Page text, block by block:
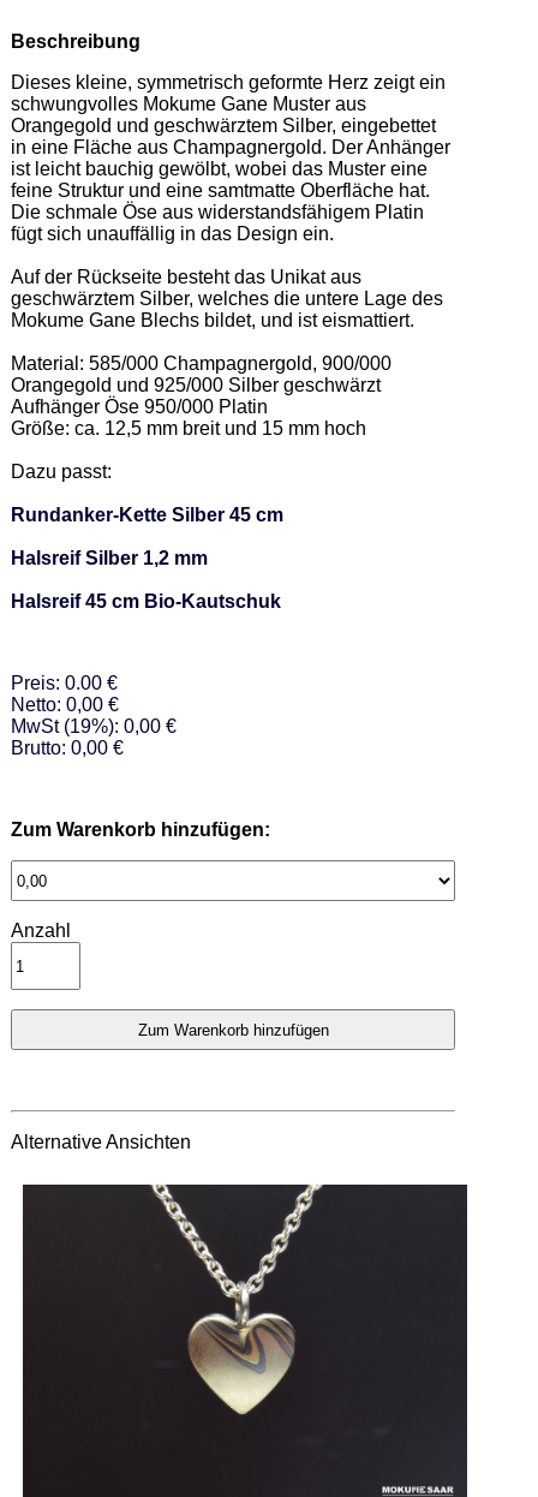
Beschreibung
Dieses kleine, symmetrisch geformte Herz zeigt ein
schwungvolles Mokume Gane Muster aus
Orangegold und geschwärztem Silber, eingebettet
in eine Fläche aus Champagnergold. Der Anhänger
ist leicht bauchig gewölbt, wobei das Muster eine
feine Struktur und eine samtmatte Oberfläche hat.
Die schmale Öse aus widerstandsfähigem Platin
fügt sich unauffällig in das Design ein.
Auf der Rückseite besteht das Unikat aus
geschwärztem Silber, welches die untere Lage des
Mokume Gane Blechs bildet, und ist eismattiert.
Material: 585/000 Champagnergold, 900/000
Orangegold und 925/000 Silber geschwärzt
Aufhänger Öse 950/000 Platin
Größe: ca. 12,5 mm breit und 15 mm hoch
Dazu passt:
Rundanker-Kette Silber 45 cm
Halsreif Silber 1,2 mm
Halsreif 45 cm Bio-Kautschuk
Preis: 0.00 €
Netto: 0,00 €
MwSt (19%): 0,00 €
Brutto: 0,00 €
Zum Warenkorb hinzufügen:
Anzahl
Alternative Ansichten